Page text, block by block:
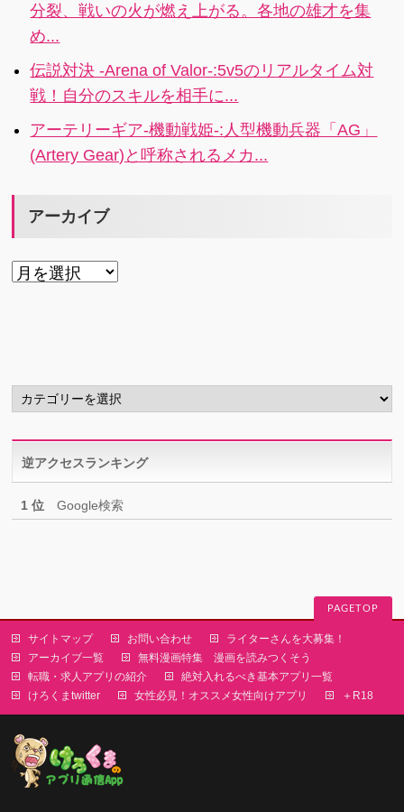
分裂、戦いの火が燃え上がる。各地の雄才を集
め...
伝説対決 -Arena of Valor-:5v5のリアルタイム対
戦！自分のスキルを相手に...
アーテリーギア-機動戦姫-:人型機動兵器「AG」
(Artery Gear)と呼称されるメカ...
アーカイブ
ア
カ
テ
リ
ー逆アクセスランキング
1 位 Google検索
PAGETOP
サイトマップ お問い合わせ
ライターさんを大募集！
アーカイブ一覧
無料漫画特集 漫画を読みつくそう
転職・求人アプリの紹介
絶対入れるべき基本アプリ一覧
けろくまtwitter
女性必見！オススメ女性向けアプリ ＋R18